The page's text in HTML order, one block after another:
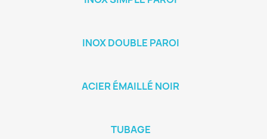
INOX DOUBLE PAROI
ACIER ÉMAILLÉ NOIR
TUBAGE